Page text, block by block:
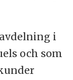
i
och som